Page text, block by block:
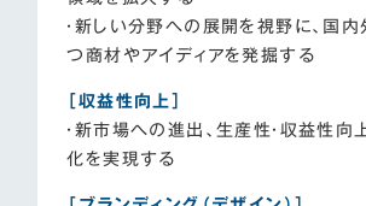
・新しい分野への展開を視野に、国
つ商材やアイディアを発掘する
［収益性向上］
・新市場への進出、生産性・収益性向
化を実現する